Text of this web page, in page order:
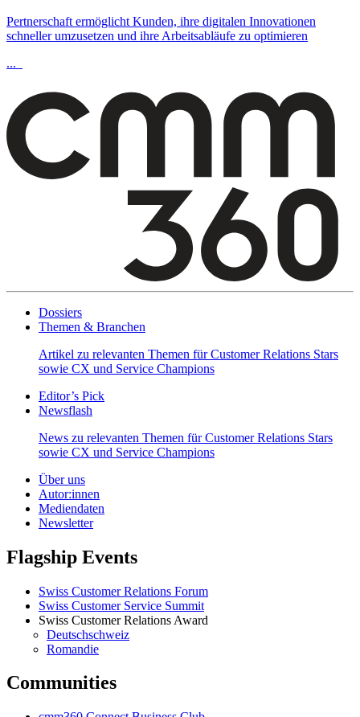
Pertnerschaft ermöglicht Kunden, ihre digitalen Innovationen
schneller umzusetzen und ihre Arbeitsabläufe zu optimieren
...
Dossiers
Themen & Branchen
Artikel zu relevanten Themen für Customer Relations Stars
sowie CX und Service Champions
Editor’s Pick
Newsflash
News zu relevanten Themen für Customer Relations Stars
sowie CX und Service Champions
Über uns
Autor:innen
Mediendaten
Newsletter
Flagship Events
Swiss Customer Relations Forum
Swiss Customer Service Summit
Swiss Customer Relations Award
Deutschschweiz
Romandie
Communities